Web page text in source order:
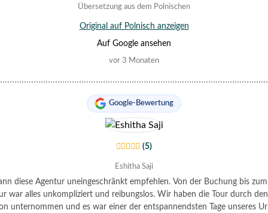
Übersetzung aus dem Polnischen
Original auf Polnisch anzeigen
Auf Google ansehen
vor 3 Monaten
Google-Bewertung
(5)
Eshitha Saji
diese Agentur uneingeschränkt empfehlen. Von der Buchung bis
war alles unkompliziert und reibungslos. Wir haben die Tour durch
unternommen und es war einer der entspannendsten Tage unseres